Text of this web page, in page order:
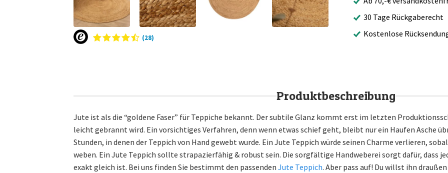
(28)
30 Tage Rückgaberecht
Kostenlose
Produktbeschreibung
Jute ist als die “goldene Faser” für Teppiche bekannt. Der subtile Glanz kommt erst im letzten
leicht gebrannt wird. Ein vorsichtiges Verfahren, denn wenn etwas schief geht, bleibt nur ein Haufen Asche
Stunden, in denen der Teppich von Hand gewebt wurde. Ein Jute Teppich würde seinen Charme verlieren,
weben. Ein Jute Teppich sollte strapazierfähig & robust sein. Die sorgfältige Handweberei sorgt dafür, dass
exakt gleich ist. Bei uns finden Sie bestimmt den passenden Jute Teppich. Aber pass auf! Du willst ihn